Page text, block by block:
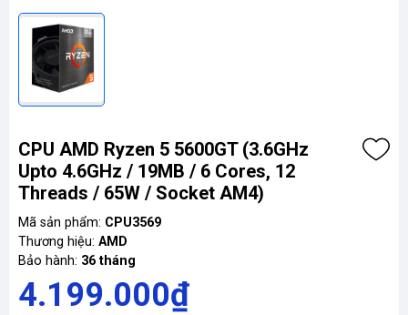
CPU AMD Ryzen 5 5600GT (3.6GHz
Upto 4.6GHz / 19MB / 6 Cores, 12
Threads / 65W / Socket AM4)
Mã sản phẩm: CPU3569
Thương hiệu: AMD
Bảo hành: 36 tháng
4.199.000₫